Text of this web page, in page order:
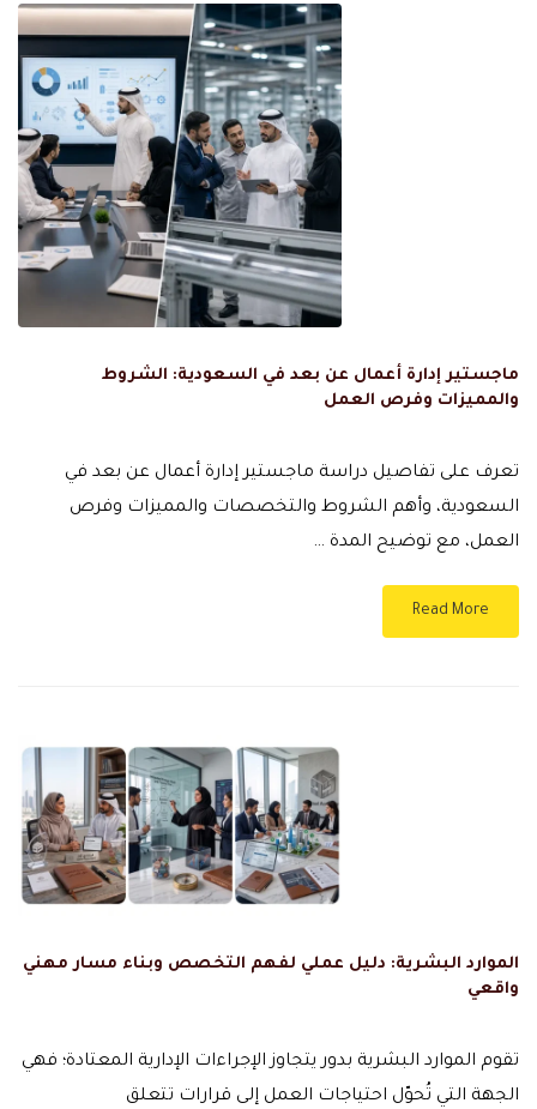
ماجستير إدارة أعمال عن بعد في السعودية: الشروط
والمميزات وفرص العمل
تعرف على تفاصيل دراسة ماجستير إدارة أعمال عن بعد في
السعودية، وأهم الشروط والتخصصات والمميزات وفرص
العمل، مع توضيح المدة …
Read More
الموارد البشرية: دليل عملي لفهم التخصص وبناء مسار مهني
واقعي
تقوم الموارد البشرية بدور يتجاوز الإجراءات الإدارية المعتادة؛ فهي
الجهة التي تُحوّل احتياجات العمل إلى قرارات تتعلق